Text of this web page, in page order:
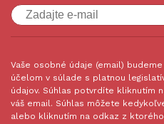
Vaše osobné údaje (email)
účelom v súlade s platnou
údajov. Súhlas potvrdíte kliknutím
váš email. Súhlas môžete
alebo kliknutím na odkaz z